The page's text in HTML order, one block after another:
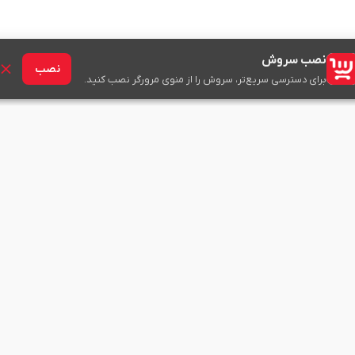
نصب سروش
برای دسترسی سریع‌تر، سروش را از منوی مرورگر نصب کنید.
نصب